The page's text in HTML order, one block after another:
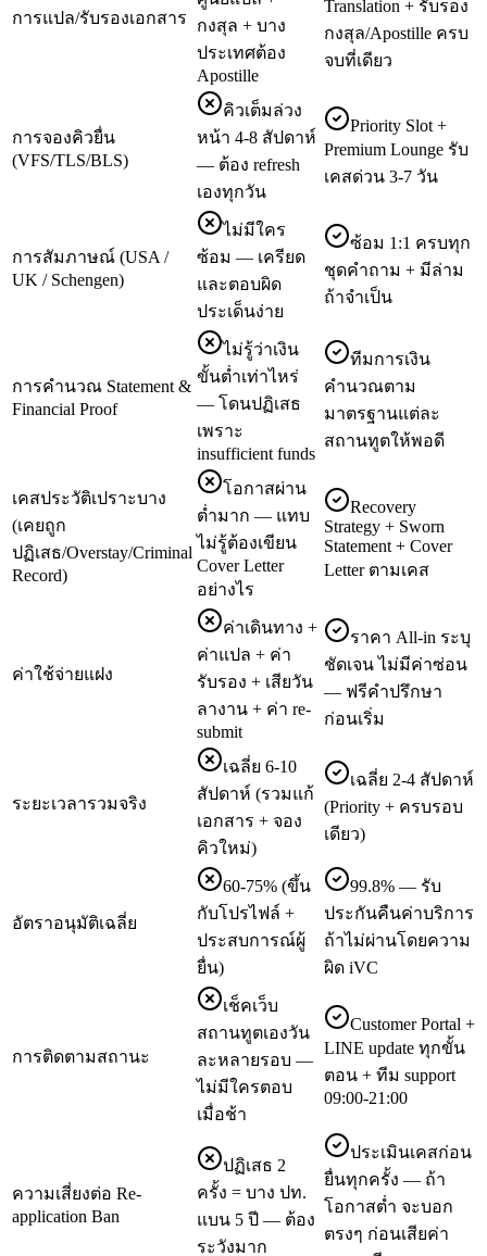
การแปล/รับรองเอกสาร
กงสุล + บาง
ประเทศต้อง
Apostille
Translation + รับรอง
กงสุล/Apostille ครบ
จบที่เดียว
การจองคิวยื่น
(VFS/TLS/BLS)
คิวเต็มล่วง
หน้า 4-8 สัปดาห์
— ต้อง refresh
เองทุกวัน
Priority Slot +
Premium Lounge รับ
เคสด่วน 3-7 วัน
การสัมภาษณ์ (USA /
UK / Schengen)
ไม่มีใคร
ซ้อม — เครียด
และตอบผิด
ประเด็นง่าย
ซ้อม 1:1 ครบทุก
ชุดคำถาม + มีล่าม
ถ้าจำเป็น
การคำนวณ Statement &
Financial Proof
ไม่รู้ว่าเงิน
ขั้นต่ำเท่าไหร่
— โดนปฏิเสธ
เพราะ
insufficient funds
ทีมการเงิน
คำนวณตาม
มาตรฐานแต่ละ
สถานทูตให้พอดี
เคสประวัติเปราะบาง
(เคยถูก
ปฏิเสธ/Overstay/Criminal
Record)
โอกาสผ่าน
ต่ำมาก — แทบ
ไม่รู้ต้องเขียน
Cover Letter
อย่างไร
Recovery
Strategy + Sworn
Statement + Cover
Letter ตามเคส
ค่าใช้จ่ายแฝง
ค่าเดินทาง +
ค่าแปล + ค่า
รับรอง + เสียวัน
ลางาน + ค่า re-
submit
ราคา All-in ระบุ
ชัดเจน ไม่มีค่าซ่อน
— ฟรีคำปรึกษา
ก่อนเริ่ม
ระยะเวลารวมจริง
เฉลี่ย 6-10
สัปดาห์ (รวมแก้
เอกสาร + จอง
คิวใหม่)
เฉลี่ย 2-4 สัปดาห์
(Priority + ครบรอบ
เดียว)
อัตราอนุมัติเฉลี่ย
60-75% (ขึ้น
กับโปรไฟล์ +
ประสบการณ์ผู้
ยื่น)
99.8% — รับ
ประกันคืนค่าบริการ
ถ้าไม่ผ่านโดยความ
ผิด iVC
การติดตามสถานะ
เช็คเว็บ
สถานทูตเองวัน
ละหลายรอบ —
ไม่มีใครตอบ
เมื่อช้า
Customer Portal +
LINE update ทุกขั้น
ตอน + ทีม support
09:00-21:00
ความเสี่ยงต่อ Re-
application Ban
ปฏิเสธ 2
ครั้ง = บาง ปท.
แบน 5 ปี — ต้อง
ระวังมาก
ประเมินเคสก่อน
ยื่นทุกครั้ง — ถ้า
โอกาสต่ำ จะบอก
ตรงๆ ก่อนเสียค่า